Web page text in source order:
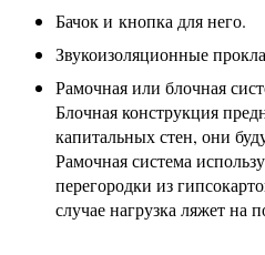
Бачок и кнопка для него.
Звукоизоляционные
Рамочная или блочная
Блочная конструкция
капитальных стен, они
Рамочная система
перегородки из
случае нагрузка ляжет на